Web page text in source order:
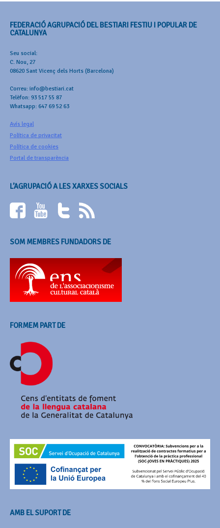
FEDERACIÓ AGRUPACIÓ DEL BESTIARI FESTIU I POPULAR DE
CATALUNYA
Seu social:
C. Nou, 27
08620 Sant Vicenç dels Horts (Barcelona)
Correu: info@bestiari.cat
Telèfon: 93 517 55 87
Whatsapp: 647 69 52 63
Avís legal
Política de privacitat
Política de cookies
Portal de transparència
L’AGRUPACIÓ A LES XARXES SOCIALS
SOM MEMBRES FUNDADORS DE
FORMEM PART DE
AMB EL SUPORT DE